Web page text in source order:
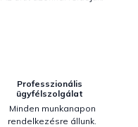
Professzionális
ügyfélszolgálat
Minden munkanapon
rendelkezésre állunk.